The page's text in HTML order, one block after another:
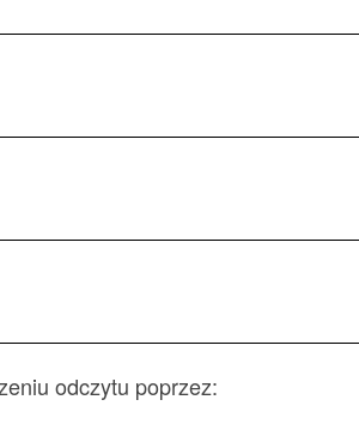
odczytu poprzez: